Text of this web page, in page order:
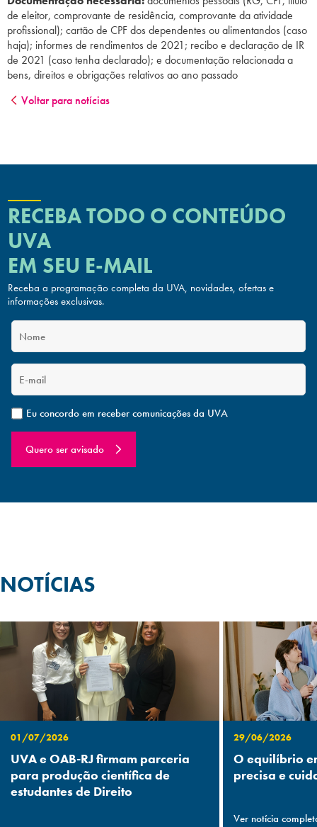
de eleitor, comprovante de residência, comprovante da atividade
profissional); cartão de CPF dos dependentes ou alimentandos (caso
haja); informes de rendimentos de 2021; recibo e declaração de IR
de 2021 (caso tenha declarado); e documentação relacionada a
bens, direitos e obrigações relativos ao ano passado
Voltar para notícias
RECEBA TODO O CONTEÚDO
UVA
EM SEU E-MAIL
Receba a programação completa da UVA, novidades, ofertas e
informações exclusivas.
Eu concordo em receber comunicações da UVA
Quero ser avisado
NOTÍCIAS
01/07/2026
UVA e OAB-RJ firmam parceria
para produção científica de
estudantes de Direito
29/06/2026
O equilíbrio
precisa e
Ver notícia